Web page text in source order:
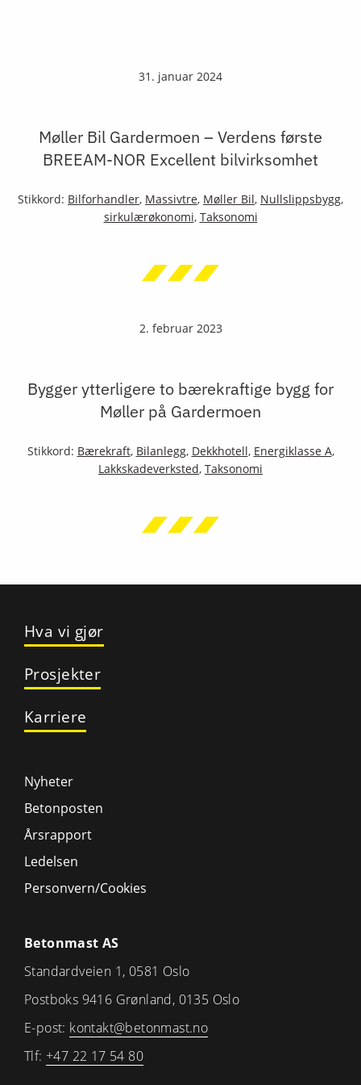
31. januar 2024
Møller Bil Gardermoen – Verdens første
BREEAM-NOR Excellent bilvirksomhet
Stikkord: Bilforhandler, Massivtre, Møller Bil, Nullslippsbygg,
sirkulærøkonomi, Taksonomi
2. februar 2023
Bygger ytterligere to bærekraftige bygg for
Møller på Gardermoen
Stikkord: Bærekraft, Bilanlegg, Dekkhotell, Energiklasse A,
Lakkskadeverksted, Taksonomi
Hva vi gjør
Prosjekter
Karriere
Nyheter
Betonposten
Årsrapport
Ledelsen
Personvern/Cookies
Betonmast AS
Standardveien 1, 0581 Oslo
Postboks 9416 Grønland, 0135 Oslo
E-post: kontakt@betonmast.no
Tlf: +47 22 17 54 80